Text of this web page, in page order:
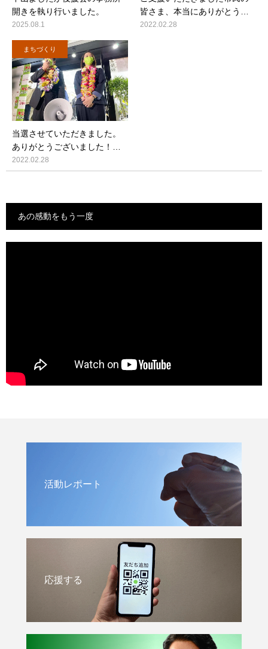
開きを執り行いました。
2025.08.1
皆さま、本当にありがとう…
2022.02.28
まちづくり
当選させていただきました。
ありがとうございました！…
2022.02.28
あの感動をもう一度
活動レポート
応援する